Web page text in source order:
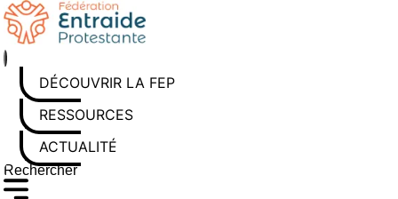
Aller
au
contenu
DÉCOUVRIR LA FEP
RESSOURCES
ACTUALITÉS
Rechercher sur le site
Saisissez au moins 3 caractères pour lancer la recherche